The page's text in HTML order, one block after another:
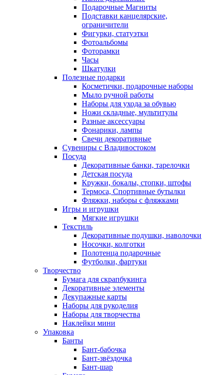
Подарочные Магниты
Подставки канцелярские,
ограничители
Фигурки, статуэтки
Фотоальбомы
Фоторамки
Часы
Шкатулки
Полезные подарки
Косметички, подарочные наборы
Мыло ручной работы
Наборы для ухода за обувью
Ножи складные, мультитулы
Разные аксессуары
Фонарики, лампы
Свечи декоративные
Сувениры с Владивостоком
Посуда
Декоративные банки, тарелочки
Детская посуда
Кружки, бокалы, стопки, штофы
Термоса, Спортивные бутылки
Фляжки, наборы с фляжками
Игры и игрушки
Мягкие игрушки
Текстиль
Декоративные подушки, наволочки
Носочки, колготки
Полотенца подарочные
Футболки, фартуки
Творчество
Бумага для скрапбукинга
Декоративные элементы
Декупажные карты
Наборы для рукоделия
Наборы для творчества
Наклейки мини
Упаковка
Банты
Бант-бабочка
Бант-звёздочка
Бант-шар